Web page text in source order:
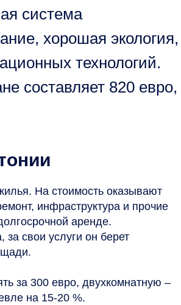
система
хорошая экология,
технологий.
составляет 820 евро,
На стоимость оказывают
инфраструктура и прочие
аренде.
свои услуги он берет
за 300 евро, двухкомнатную –
на 15-20 %.